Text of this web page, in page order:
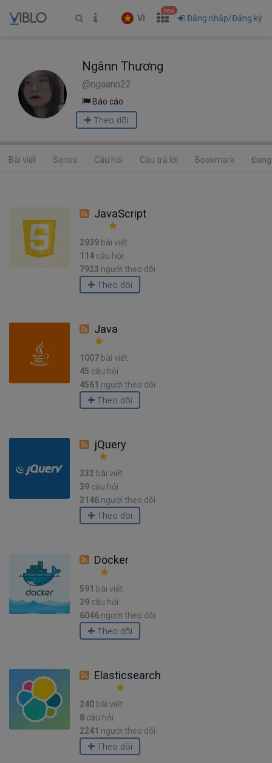
VI
new
Đăng nhập/Đăng ký
Ngânn Thương
@ngaann22
Báo cáo
Theo dõi
Bài viết Series Câu hỏi Câu trả lời Bookmark
JavaScript
2939 bài viết
114 câu hỏi
7923 người theo dõi
Theo dõi
Java
1007 bài viết
45 câu hỏi
4561 người theo dõi
Theo dõi
jQuery
232 bài viết
39 câu hỏi
3146 người theo dõi
Theo dõi
Docker
591 bài viết
39 câu hỏi
6046 người theo dõi
Theo dõi
Elasticsearch
240 bài viết
8 câu hỏi
2241 người theo dõi
Theo dõi